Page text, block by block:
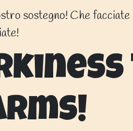
sostegno! Che